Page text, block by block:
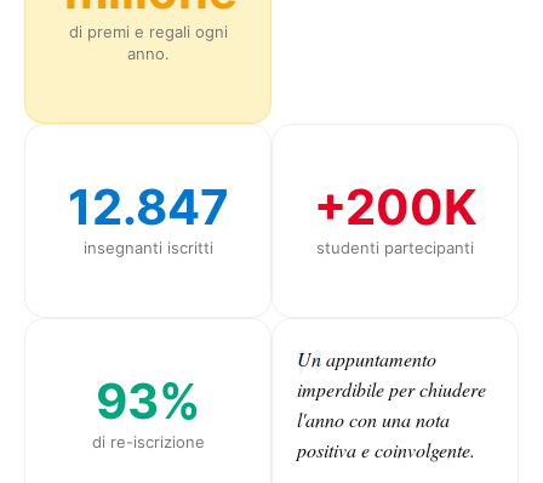
di premi e regali ogni
anno.
12.847
insegnanti iscritti
93%
di re-iscrizione
+200K
studenti partecipanti
Un appuntamento
imperdibile per chiudere
l'anno con una nota
positiva e coinvolgente.